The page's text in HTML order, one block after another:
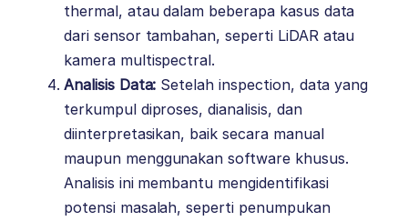
thermal, atau dalam beberapa kasus data
dari sensor tambahan, seperti LiDAR atau
kamera multispectral.
Analisis Data: Setelah inspection, data yang
terkumpul diproses, dianalisis, dan
diinterpretasikan, baik secara manual
maupun menggunakan software khusus.
Analisis ini membantu mengidentifikasi
potensi masalah, seperti penumpukan